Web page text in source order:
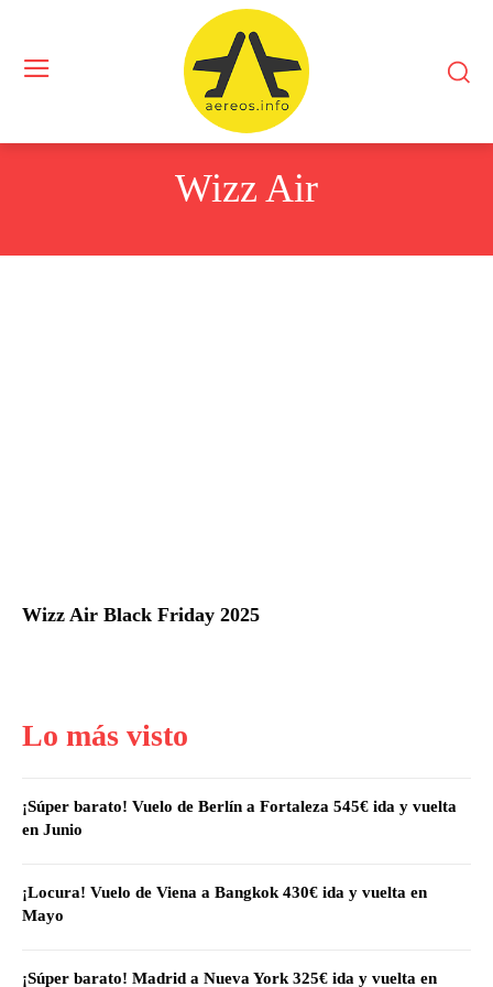
Wizz Air
Wizz Air Black Friday 2025
Lo más visto
¡Súper barato! Vuelo de Berlín a Fortaleza 545€ ida y vuelta
en Junio
¡Locura! Vuelo de Viena a Bangkok 430€ ida y vuelta en
Mayo
¡Súper barato! Madrid a Nueva York 325€ ida y vuelta en